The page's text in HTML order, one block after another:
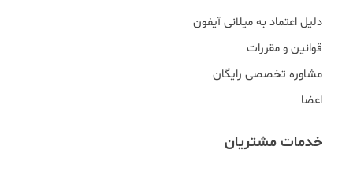
دلیل اعتماد به میلانی آیفون
قوانین و مقررات
مشاوره تخصصی رایگان
اعضا
خدمات مشتریان